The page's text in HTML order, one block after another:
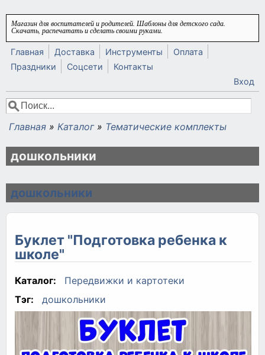
Перейти к основному содержанию
Магазин для воспитателей и родителей. Шаблоны для детского сада.
Скачать, распечатать и сделать своими руками.
Главная Доставка Инструменты
Оплата
Праздники
Соцсети
Контакты
Вход
Форма поиска
Поиск
Вы здесь
Главная » Каталог » Тематические комплекты
дошкольники
дошкольники
Буклет "Подготовка ребенка к
школе"
Каталог:
Передвижки и картотеки
Тэг:
дошкольники